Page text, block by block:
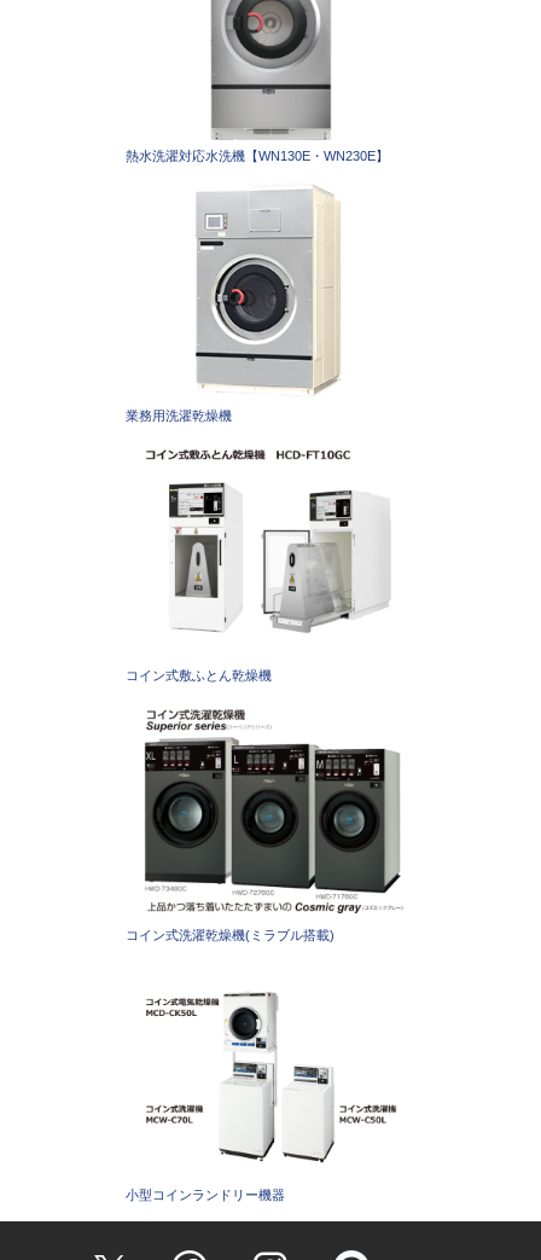
熱水洗濯対応水洗機【WN130E・WN230E】
業務用洗濯乾燥機
コイン式敷ふとん乾燥機
コイン式洗濯乾燥機(ミラブル搭載)
小型コインランドリー機器